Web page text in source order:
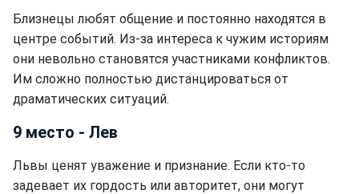
Близнецы любят общение и постоянно находятся в
центре событий. Из-за интереса к чужим историям
они невольно становятся участниками конфликтов.
Им сложно полностью дистанцироваться от
драматических ситуаций.
9 место - Лев
Львы ценят уважение и признание. Если кто-то
задевает их гордость или авторитет, они могут